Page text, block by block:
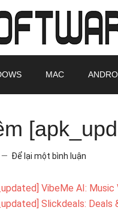
MAC
Để lại một bình luận
VibeMe AI: Music
Slickdeals: Deals